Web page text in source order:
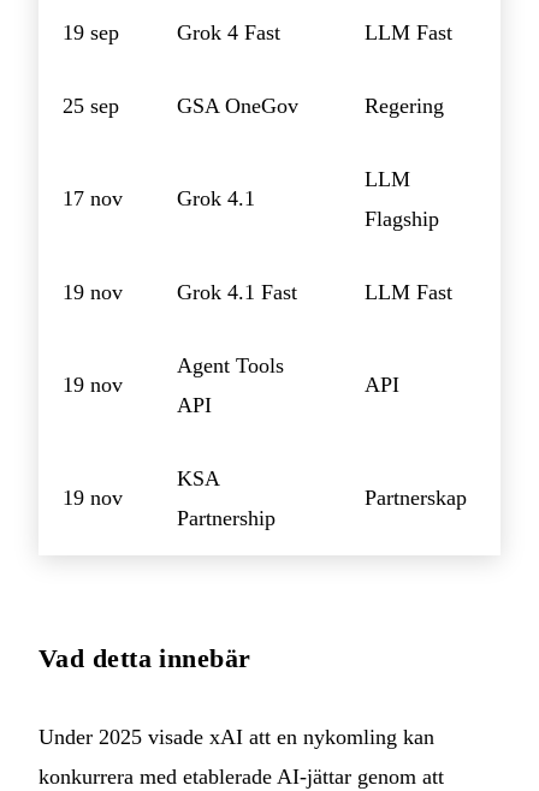
19 sep Grok 4 Fast LLM Fast
25 sep GSA OneGov Regering
17 nov Grok 4.1
LLM
Flagship
19 nov Grok 4.1 Fast LLM Fast
19 nov
Agent Tools
API
API
19 nov
KSA
Partnership
Partnerskap
Vad detta innebär
Under 2025 visade xAI att en nykomling kan
konkurrera med etablerade AI-jättar genom att